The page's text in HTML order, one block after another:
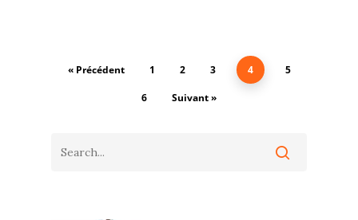
« Précédent 1 2 3 4 5
6 Suivant »